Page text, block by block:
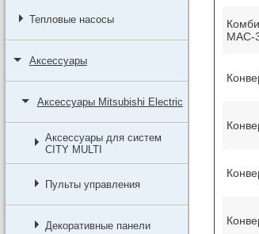
Тепловые насосы
Аксессуары
Аксессуары Mitsubishi Electric
Аксессуары для систем
CITY MULTI
Пульты управления
Декоративные панели